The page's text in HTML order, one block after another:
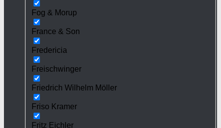
Fog & Morup
France & Son
Fredericia
Freischwinger
Friedrich Wilhelm Möller
Friso Kramer
Fritz Eichler